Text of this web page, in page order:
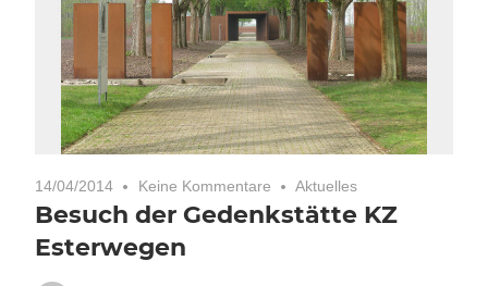
14/04/2014 Keine Kommentare Aktuelles
Besuch der Gedenkstätte KZ
Esterwegen